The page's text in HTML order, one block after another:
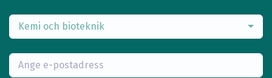
Kemi och bioteknik